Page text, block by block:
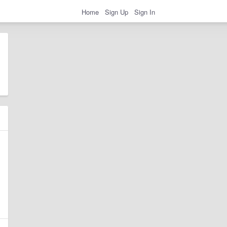
Home Sign Up Sign In